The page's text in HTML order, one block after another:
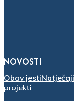
NOVOSTI
ObavijestiNatječaji
projekti